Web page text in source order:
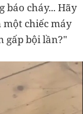
báo cháy... Hãy
chiếc máy
gấp bội lần?"